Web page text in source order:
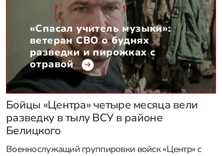
«Спасал учитель музыки»:
ветеран СВО о буднях
разведки и пирожках с
отравой
Бойцы «Центра» четыре месяца вели
разведку в тылу ВСУ в районе
Белицкого
Военнослужащий группировки войск «Центр» с